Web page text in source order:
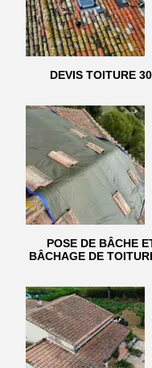
DEVIS TOITURE 30
POSE DE BÂCHE
BÂCHAGE DE